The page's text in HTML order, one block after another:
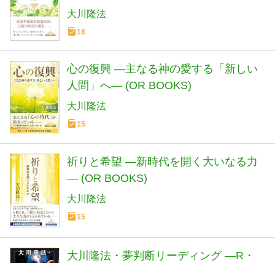
大川隆法
18
心の復興 ―主なる神の愛する「新しい
人間」へ― (OR BOOKS)
大川隆法
15
祈りと希望 ―新時代を開く大いなる力
― (OR BOOKS)
大川隆法
15
大川隆法・夢判断リーディング ―R・